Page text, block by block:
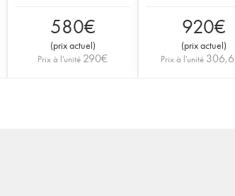
580€
(prix actuel)
Prix à l'unité 290€
920€
(prix actuel)
Prix à l'unité